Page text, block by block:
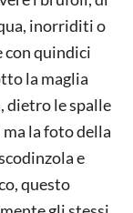
inorriditi o
con quindici
la maglia
dietro le spalle
la foto della
e
questo